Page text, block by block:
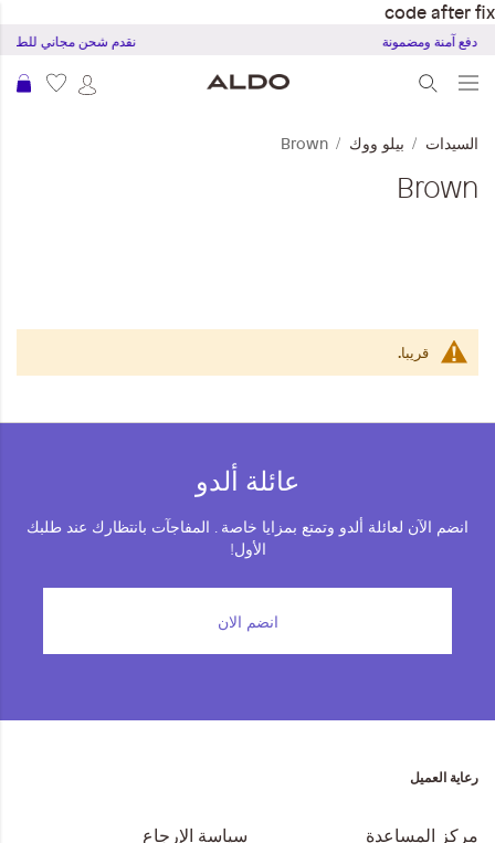
code after fix
نقدم شحن مجاني للطلبات بقمية 20 دفع آمنة ومضمونة
المجموعات
إحياء الطراز الكلاسيكي
جاهز للشتاء
السيدات بيلو ووك Brown
Brown
قريبا.
عائلة ألدو
انضم الآن لعائلة ألدو وتمتع بمزايا خاصة . المفاجآت بانتظارك عند طلبك
الأول!
انضم الان
رعاية العميل
مركز المساعدة سياسة الإرجاع